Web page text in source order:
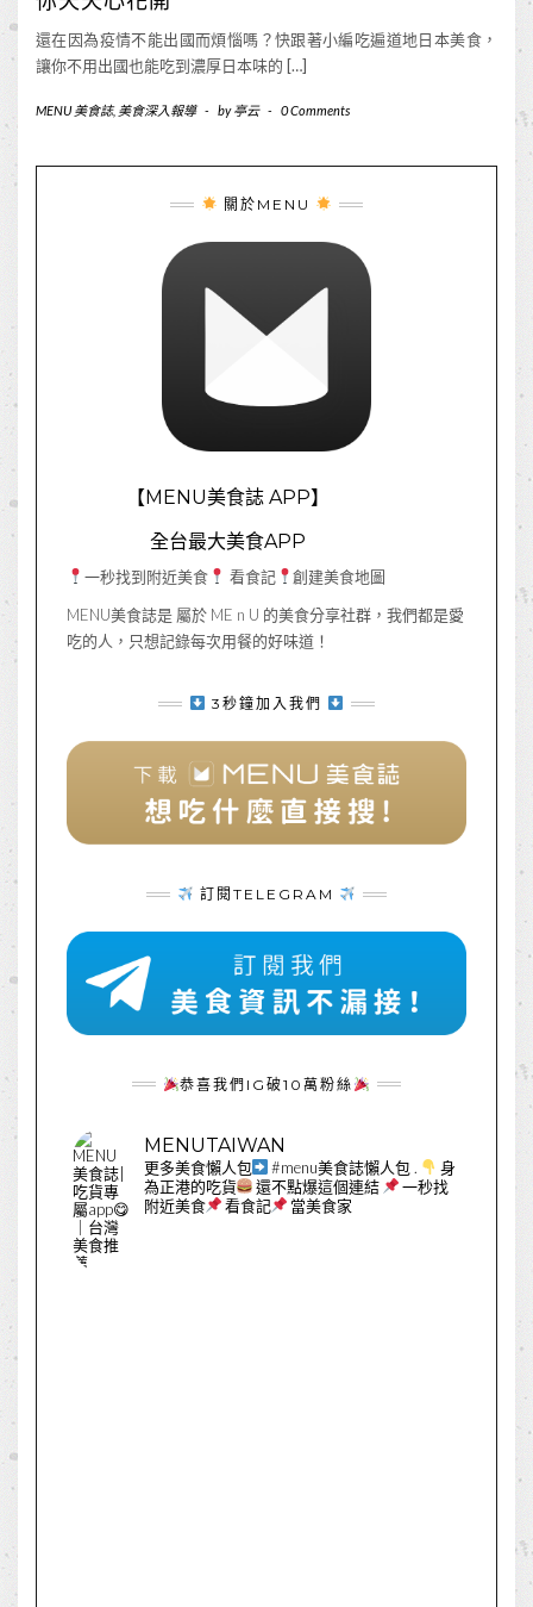
還在因為疫情不能出國而煩惱嗎？快跟著小編吃遍道地日本美食，
讓你不用出國也能吃到濃厚日本味的 […]
MENU 美食誌, 美食深入報導 - by亭云 - 0 Comments
關於MENU
【MENU美食誌 APP】
全台最大美食APP
一秒找到附近美食 看食記
創建美食地圖
MENU美食誌是 屬於 ME n U 的美食分享社群，我們都是愛
吃的人，只想記錄每次用餐的好味道！
3秒鐘加入我們
訂閱TELEGRAM
恭喜我們IG破10萬粉絲
MENUTAIWAN
更多美食懶人包 #menu美食誌懶人包 .
身
為正港的吃貨
還不點爆這個連結
一秒找
附近美食
看食記 當美食家